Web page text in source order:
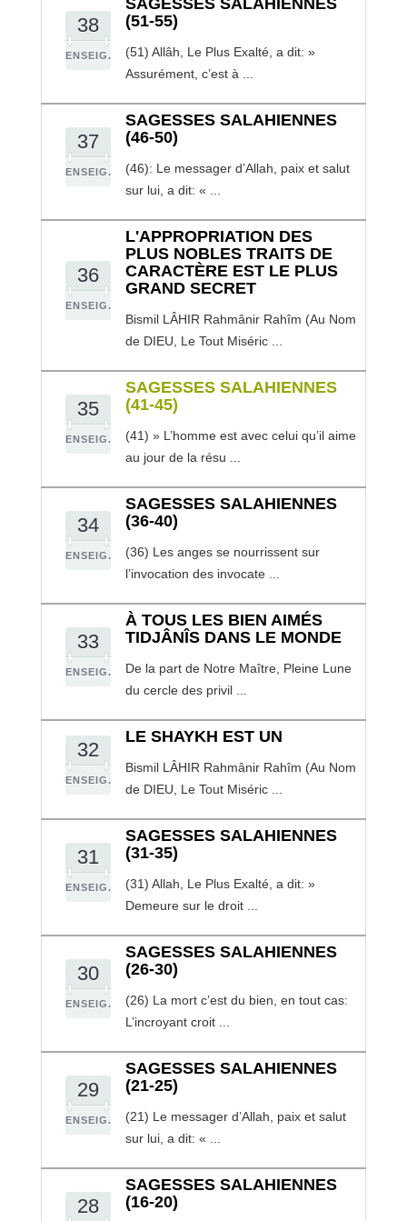
38
ENSEIG.
SAGESSES SALAHIENNES
(51-55)
(51) Allâh, Le Plus Exalté, a dit: »
Assurément, c’est à ...
37
ENSEIG.
SAGESSES SALAHIENNES
(46-50)
(46): Le messager d’Allah, paix et salut
sur lui, a dit: « ...
36
ENSEIG.
L'APPROPRIATION DES
PLUS NOBLES TRAITS DE
CARACTÈRE EST LE PLUS
GRAND SECRET
Bismil LÂHIR Rahmânir Rahîm (Au Nom
de DIEU, Le Tout Miséric ...
35
ENSEIG.
SAGESSES SALAHIENNES
(41-45)
(41) » L’homme est avec celui qu’il aime
au jour de la résu ...
34
ENSEIG.
SAGESSES SALAHIENNES
(36-40)
(36) Les anges se nourrissent sur
l’invocation des invocate ...
33
ENSEIG.
À TOUS LES BIEN AIMÉS
TIDJÂNÎS DANS LE MONDE
De la part de Notre Maître, Pleine Lune
du cercle des privil ...
32
ENSEIG.
LE SHAYKH EST UN
Bismil LÂHIR Rahmânir Rahîm (Au Nom
de DIEU, Le Tout Miséric ...
31
ENSEIG.
SAGESSES SALAHIENNES
(31-35)
(31) Allah, Le Plus Exalté, a dit: »
Demeure sur le droit ...
30
ENSEIG.
SAGESSES SALAHIENNES
(26-30)
(26) La mort c’est du bien, en tout cas:
L’incroyant croit ...
29
ENSEIG.
SAGESSES SALAHIENNES
(21-25)
(21) Le messager d’Allah, paix et salut
sur lui, a dit: « ...
28
SAGESSES SALAHIENNES
(16-20)